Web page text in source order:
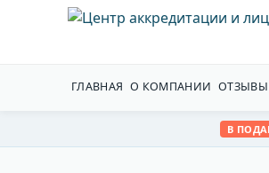
ГЛАВНАЯ О КОМПАНИИ ОТЗЫВЫ
В